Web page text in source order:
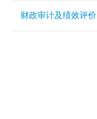
财政审计及绩效评价